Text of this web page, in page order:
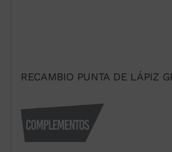
RECAMBIO PUNTA DE LÁPIZ